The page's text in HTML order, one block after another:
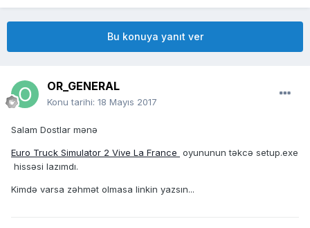
Bu konuya yanıt ver
OR_GENERAL
Konu tarihi: 18 Mayıs 2017
Salam Dostlar mənə
Euro Truck Simulator 2 Vive La France oyununun təkcə setup.exe
hissəsi lazımdı.
Kimdə varsa zəhmət olmasa linkin yazsın...